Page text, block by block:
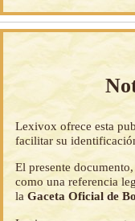
Lexivox ofrece esta
facilitar su
El presente
como una referencia
laGaceta Oficial de